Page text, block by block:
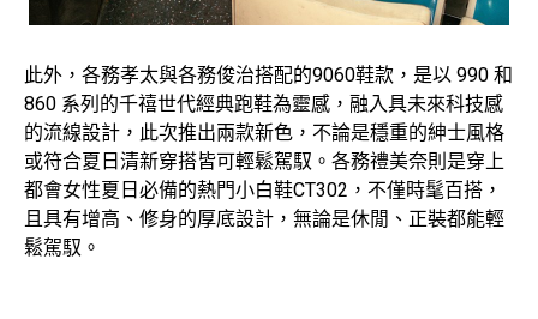
此外，各務孝太與各務俊治搭配的9060鞋款，是以 990 和
860 系列的千禧世代經典跑鞋為靈感，融入具未來科技感
的流線設計，此次推出兩款新色，不論是穩重的紳士風格
或符合夏日清新穿搭皆可輕鬆駕馭。各務禮美奈則是穿上
都會女性夏日必備的熱門小白鞋CT302，不僅時髦百搭，
且具有增高、修身的厚底設計，無論是休閒、正裝都能輕
鬆駕馭。